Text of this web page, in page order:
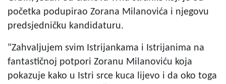
početka podupirao Zorana Milanovića i njegovu
predsjedničku kandidaturu.
"Zahvaljujem svim Istrijankama i Istrijanima na
fantastičnoj potpori Zoranu Milanoviću koja
pokazuje kako u Istri srce kuca lijevo i da oko toga